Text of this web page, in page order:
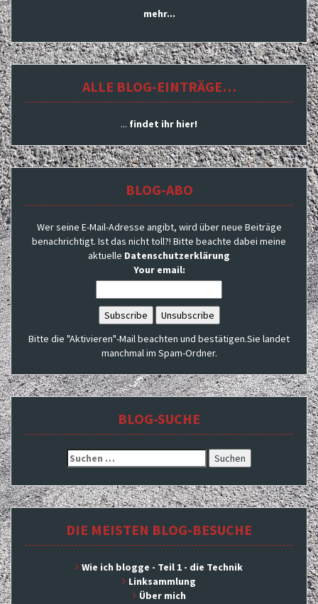
mehr...
ALLE BLOG-EINTRÄGE…
... findet ihr hier!
BLOG-ABO
Wer seine E-Mail-Adresse angibt, wird über neue Beiträge
benachrichtigt. Ist das nicht toll?! Bitte beachte dabei meine
aktuelle Datenschutzerklärung
Your email:
Bitte die "Aktivieren"-Mail beachten und bestätigen.Sie landet
manchmal im Spam-Ordner.
BLOG-SUCHE
Suchen
nach:
DIE MEISTEN BLOG-BESUCHE
Wie ich blogge - Teil 1 - die Technik
Linksammlung
Über mich